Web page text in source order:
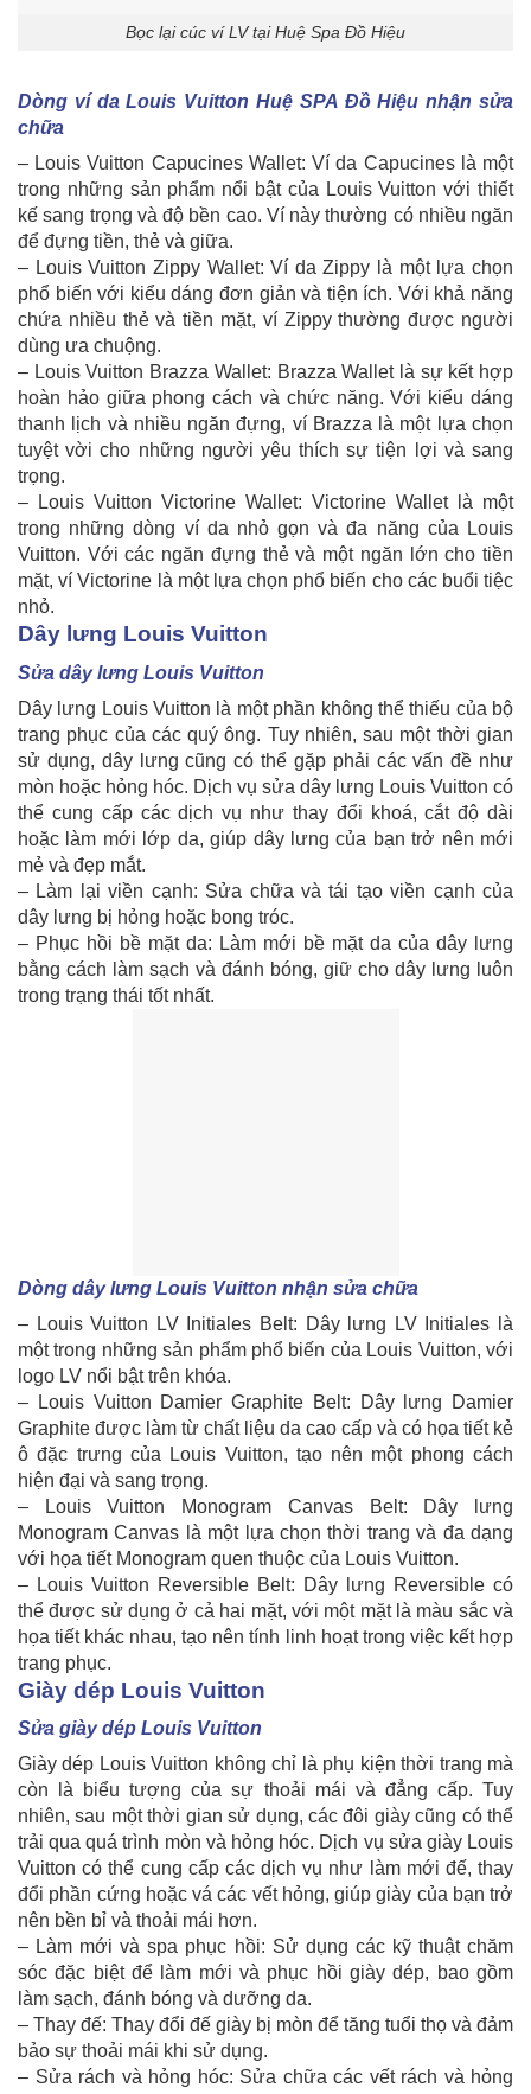
Bọc lại cúc ví LV tại Huệ Spa Đồ Hiệu
Dòng ví da Louis Vuitton Huệ SPA Đồ Hiệu nhận sửa
chữa
– Louis Vuitton Capucines Wallet: Ví da Capucines là một
trong những sản phẩm nổi bật của Louis Vuitton với thiết
kế sang trọng và độ bền cao. Ví này thường có nhiều ngăn
để đựng tiền, thẻ và giữa.
– Louis Vuitton Zippy Wallet: Ví da Zippy là một lựa chọn
phổ biến với kiểu dáng đơn giản và tiện ích. Với khả năng
chứa nhiều thẻ và tiền mặt, ví Zippy thường được người
dùng ưa chuộng.
– Louis Vuitton Brazza Wallet: Brazza Wallet là sự kết hợp
hoàn hảo giữa phong cách và chức năng. Với kiểu dáng
thanh lịch và nhiều ngăn đựng, ví Brazza là một lựa chọn
tuyệt vời cho những người yêu thích sự tiện lợi và sang
trọng.
– Louis Vuitton Victorine Wallet: Victorine Wallet là một
trong những dòng ví da nhỏ gọn và đa năng của Louis
Vuitton. Với các ngăn đựng thẻ và một ngăn lớn cho tiền
mặt, ví Victorine là một lựa chọn phổ biến cho các buổi tiệc
nhỏ.
Dây lưng Louis Vuitton
Sửa dây lưng Louis Vuitton
Dây lưng Louis Vuitton là một phần không thể thiếu của bộ
trang phục của các quý ông. Tuy nhiên, sau một thời gian
sử dụng, dây lưng cũng có thể gặp phải các vấn đề như
mòn hoặc hỏng hóc. Dịch vụ sửa dây lưng Louis Vuitton có
thể cung cấp các dịch vụ như thay đổi khoá, cắt độ dài
hoặc làm mới lớp da, giúp dây lưng của bạn trở nên mới
mẻ và đẹp mắt.
– Làm lại viền cạnh: Sửa chữa và tái tạo viền cạnh của
dây lưng bị hỏng hoặc bong tróc.
– Phục hồi bề mặt da: Làm mới bề mặt da của dây lưng
bằng cách làm sạch và đánh bóng, giữ cho dây lưng luôn
trong trạng thái tốt nhất.
Dòng dây lưng Louis Vuitton nhận sửa chữa
– Louis Vuitton LV Initiales Belt: Dây lưng LV Initiales là
một trong những sản phẩm phổ biến của Louis Vuitton, với
logo LV nổi bật trên khóa.
– Louis Vuitton Damier Graphite Belt: Dây lưng Damier
Graphite được làm từ chất liệu da cao cấp và có họa tiết kẻ
ô đặc trưng của Louis Vuitton, tạo nên một phong cách
hiện đại và sang trọng.
– Louis Vuitton Monogram Canvas Belt: Dây lưng
Monogram Canvas là một lựa chọn thời trang và đa dạng
với họa tiết Monogram quen thuộc của Louis Vuitton.
– Louis Vuitton Reversible Belt: Dây lưng Reversible có
thể được sử dụng ở cả hai mặt, với một mặt là màu sắc và
họa tiết khác nhau, tạo nên tính linh hoạt trong việc kết hợp
trang phục.
Giày dép Louis Vuitton
Sửa giày dép Louis Vuitton
Giày dép Louis Vuitton không chỉ là phụ kiện thời trang mà
còn là biểu tượng của sự thoải mái và đẳng cấp. Tuy
nhiên, sau một thời gian sử dụng, các đôi giày cũng có thể
trải qua quá trình mòn và hỏng hóc. Dịch vụ sửa giày Louis
Vuitton có thể cung cấp các dịch vụ như làm mới đế, thay
đổi phần cứng hoặc vá các vết hỏng, giúp giày của bạn trở
nên bền bỉ và thoải mái hơn.
– Làm mới và spa phục hồi: Sử dụng các kỹ thuật chăm
sóc đặc biệt để làm mới và phục hồi giày dép, bao gồm
làm sạch, đánh bóng và dưỡng da.
– Thay đế: Thay đổi đế giày bị mòn để tăng tuổi thọ và đảm
bảo sự thoải mái khi sử dụng.
– Sửa rách và hỏng hóc: Sửa chữa các vết rách và hỏng